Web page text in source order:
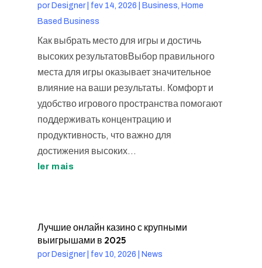
por Designer| fev 14, 2026
Business, Home
Based Business
Как выбрать место для игры и достичь
высоких результатовВыбор правильного
места для игры оказывает значительное
влияние на ваши результаты. Комфорт и
удобство игрового пространства помогают
поддерживать концентрацию и
продуктивность, что важно для
достижения высоких...
ler mais
Лучшие онлайн казино с крупными
выигрышами в 2025
por Designer| fev 10, 2026 News